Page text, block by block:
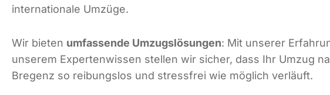
internationale Umzüge.
Wir bieten umfassende Umzugslösungen: Mit unserer
unserem Expertenwissen stellen wir sicher, dass Ihr Umzug
Bregenz so reibungslos und stressfrei wie möglich verläuft.